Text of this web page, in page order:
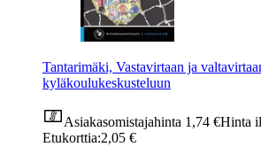
Tantarimäki, Vastavirtaan ja
kyläkoulukeskusteluun
Asiakasomistajahinta 1,74 €Hinta
Etukorttia:2,05 €